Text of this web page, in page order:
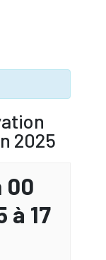
2025
00
à 17